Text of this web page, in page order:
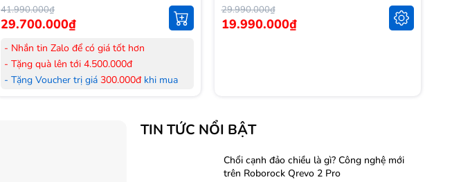
41.990.000₫
29.700.000₫
- Nhắn tin Zalo để có giá tốt hơn
- Tặng quà lên tới 4.500.000đ
- Tặng Voucher trị giá 300.000đkhi mua
29.990.000₫
19.990.000₫
TIN TỨC NỔI BẬT
Chổi cạnh đảo chiều là gì? Công nghệ mới
trên Roborock Qrevo 2 Pro